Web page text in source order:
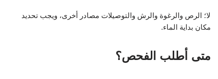
لا؛ الرص والرغوة والرش والتوصيلات مصادر أخرى، ويجب تحديد
مكان بداية الماء.
متى أطلب الفحص؟